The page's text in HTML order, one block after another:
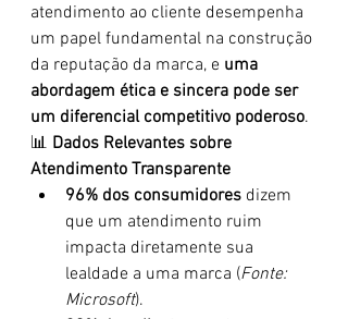
atendimento ao cliente desempenha
um papel fundamental na construção
da reputação da marca, e uma
abordagem ética e sincera pode ser
um diferencial competitivo poderoso.
📊 Dados Relevantes sobre
Atendimento Transparente
96% dos consumidores dizem
que um atendimento ruim
impacta diretamente sua
lealdade a uma marca (Fonte:
Microsoft).